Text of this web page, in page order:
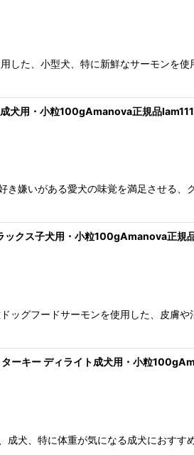
た、小型犬、特に新鮮なサーモンを
犬用・小粒100gAmanova正規品
嫌いがある愛犬の味覚を満足させる
ックス子犬用・小粒100gAmanova正
グフードサーモンを使用した、皮膚
ーキー ディライト成犬用・小粒
犬、特に体重が気になる成犬におす